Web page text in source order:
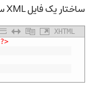
ساختار یک فایل XML ساده و استاندارد به صورت زیر است:
XHTML
?>